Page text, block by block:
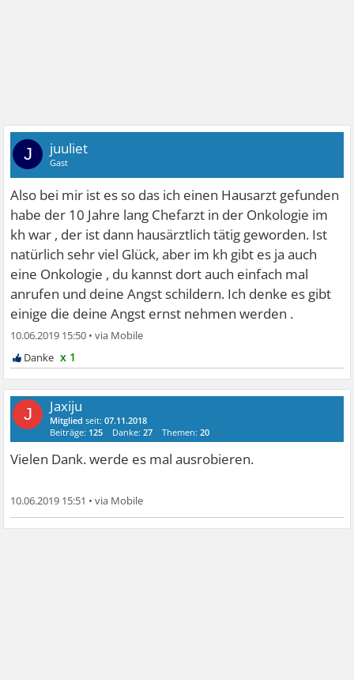
J juuliet
Gast
Also bei mir ist es so das ich einen Hausarzt gefunden
habe der 10 Jahre lang Chefarzt in der Onkologie im
kh war , der ist dann hausärztlich tätig geworden. Ist
natürlich sehr viel Glück, aber im kh gibt es ja auch
eine Onkologie , du kannst dort auch einfach mal
anrufen und deine Angst schildern. Ich denke es gibt
einige die deine Angst ernst nehmen werden .
10.06.2019 15:50 •
x 1
J Jaxiju
Mitglied seit:07.11.2018
Beiträge: 125 Danke:27 Themen:20
Vielen Dank. werde es mal ausrobieren.
10.06.2019 15:51 •